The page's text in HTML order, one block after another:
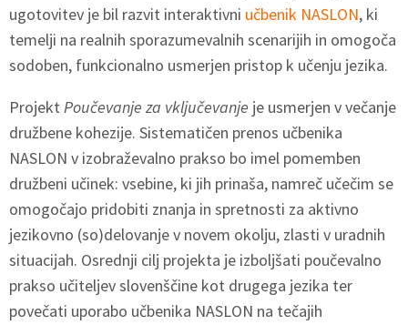
ugotovitev je bil razvit interaktivni učbenik NASLON, ki
temelji na realnih sporazumevalnih scenarijih in omogoča
sodoben, funkcionalno usmerjen pristop k učenju jezika.
Projekt Poučevanje za vključevanje je usmerjen v večanje
družbene kohezije. Sistematičen prenos učbenika
NASLON v izobraževalno prakso bo imel pomemben
družbeni učinek: vsebine, ki jih prinaša, namreč učečim se
omogočajo pridobiti znanja in spretnosti za aktivno
jezikovno (so)delovanje v novem okolju, zlasti v uradnih
situacijah. Osrednji cilj projekta je izboljšati poučevalno
prakso učiteljev slovenščine kot drugega jezika ter
povečati uporabo učbenika NASLON na tečajih